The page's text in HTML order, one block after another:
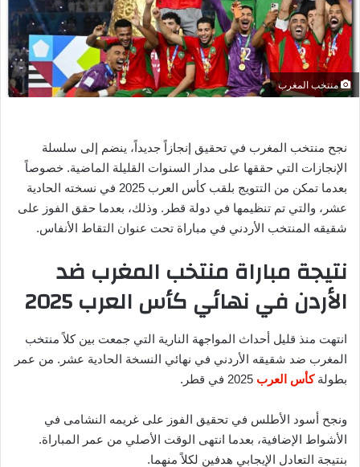
ك
ت
ر
و
ا
منتخب المغرب
نجح منتخب المغرب في تحقيق إنجازاً جديداً، ينضم إلى سلسلة
الإنجازات التي حققها على مدار السنوات القليلة الماضية. خصوصاً
بعدما تمكن من التتويج بلقب كأس العرب 2025 في نسخته الحادية
عشر، والتي تم تنظيمها في دولة قطر. وذلك، بعدما حقق الفوز على
شقيقه المنتخب الأردني في مباراة تحت عنوان التقاط الأنفاس.
نتيجة مباراة منتخب المغرب ضد
الأردن في نهائي كأس العرب 2025
انتهت منذ قليل أحداث المواجهة النارية التي جمعت بين كلاً منتخب
المغرب ضد شقيقه الأردني في نهائي النسخة الحادية عشر. من عمر
بطولةكأس العرب
ونجح أسود الأطلس في تحقيق الفوز على غريمه النشامى في
الأشواط الإضافية، بعدما انتهى الوقت الأصلي من عمر المباراة.
بنتيجة التعادل الإيجابي هدفين لكلاً منهما.